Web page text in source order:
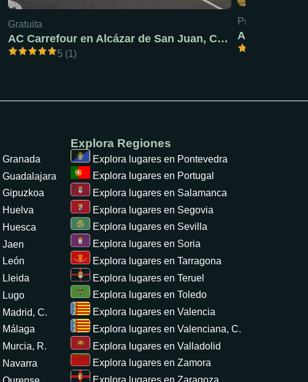
Gratuita
AC Carrefour en Alcázar de San Juan, Ciudad Real
5 (1)
Precio mín: 18 €
AC Pola de
Granada
Guadalajara
Gipuzkoa
Huelva
Huesca
Jaen
León
Lleida
Lugo
Madrid, C.
Málaga
Murcia, R.
Navarra
Explora Regiones
Explora lugares en Pontevedra
Explora lugares en Portugal
Explora lugares en Salamanca
Explora lugares en Segovia
Explora lugares en Sevilla
Explora lugares en Soria
Explora lugares en Tarragona
Explora lugares en Teruel
Explora lugares en Toledo
Explora lugares en Valencia
Explora lugares en Valenciana, C.
Explora lugares en Valladolid
Explora lugares en Zamora